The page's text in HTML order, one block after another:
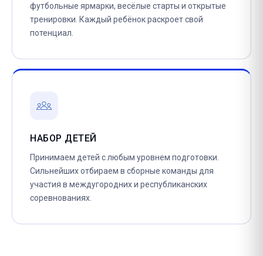
футбольные ярмарки, весёлые старты и открытые
тренировки. Каждый ребёнок раскроет свой
потенциал.
НАБОР ДЕТЕЙ
Принимаем детей с любым уровнем подготовки.
Сильнейших отбираем в сборные команды для
участия в междугородних и республиканских
соревнованиях.